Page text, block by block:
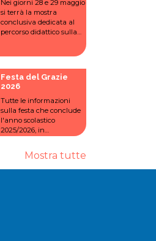
Nei giorni 28 e 29 maggio
si terrà la mostra
conclusiva dedicata al
percorso didattico sulla
primaria.
Festa del Grazie
2026
Tutte le informazioni
sulla festa che conclude
l'anno scolastico
2025/2026, in
maggio presso il cortile
della scuola in viale
Suzzani 64.
Mostra tutte